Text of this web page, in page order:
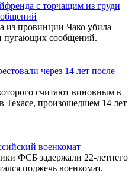
с торчащим из груди
из провинции Чако убила
пугающих сообщений.
через 14 лет после
считают виновным в
Техасе, произошедшем 14 лет
военкомат
ФСБ задержали 22-летнего
поджечь военкомат.